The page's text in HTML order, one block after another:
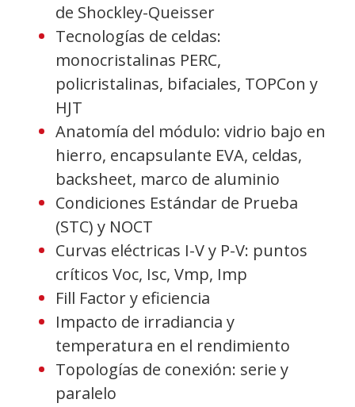
de Shockley-Queisser
Tecnologías de celdas:
monocristalinas PERC,
policristalinas, bifaciales, TOPCon y
HJT
Anatomía del módulo: vidrio bajo en
hierro, encapsulante EVA, celdas,
backsheet, marco de aluminio
Condiciones Estándar de Prueba
(STC) y NOCT
Curvas eléctricas I-V y P-V: puntos
críticos Voc, Isc, Vmp, Imp
Fill Factor y eficiencia
Impacto de irradiancia y
temperatura en el rendimiento
Topologías de conexión: serie y
paralelo